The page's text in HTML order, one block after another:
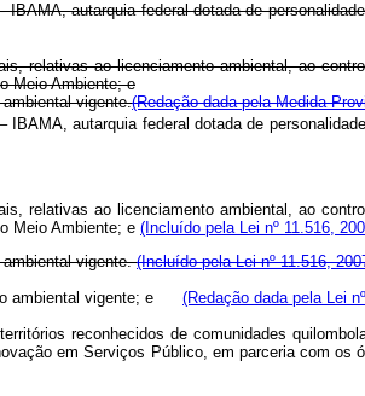
autarquia federal dotada de
relativas ao licenciamento ambiental, ao
Meio Ambiente; e
vigente.(Redação dada pela Medida
autarquia federal dotada de
relativas ao licenciamento ambiental, ao
Meio Ambiente; e (Incluído pela Lei nº 11.516,
ambiental vigente.(Incluído pela Lei nº 11.516,
ambiental vigente; e (Redação dada pela Lei
reconhecidos de comunidades
em Serviços Público, em parceria com